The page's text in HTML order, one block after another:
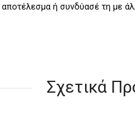
ή συνδύασέ τη με
Σχετικά